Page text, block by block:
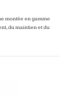
montée en gamme
du maintien et du